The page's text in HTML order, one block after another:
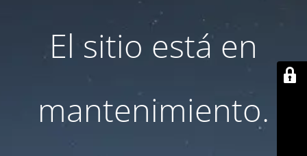
El sitio está en
mantenimiento.